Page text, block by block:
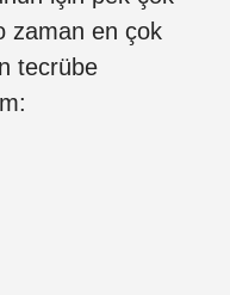
zaman en çok
tecrübe